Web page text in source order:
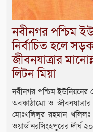
নবীনগর পশ্চিম
নির্বাচিত হলে
জীবনযাত্রার
লিটন মিয়া
নবীনগর পশ্চিম ইউনিয়নের
অবকাঠামো ও
মোঃখলিলুর রহমান
ওয়ার্ড নরসিংহপুরের দীর্ঘ